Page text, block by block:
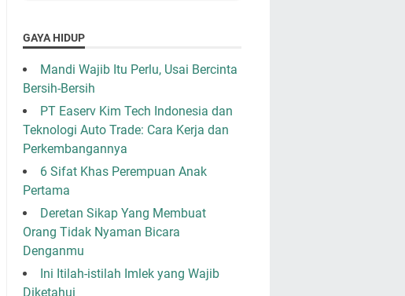
GAYA HIDUP
Mandi Wajib Itu Perlu, Usai Bercinta
Bersih-Bersih
PT Easerv Kim Tech Indonesia dan
Teknologi Auto Trade: Cara Kerja dan
Perkembangannya
6 Sifat Khas Perempuan Anak
Pertama
Deretan Sikap Yang Membuat
Orang Tidak Nyaman Bicara
Denganmu
Ini Itilah-istilah Imlek yang Wajib
Diketahui